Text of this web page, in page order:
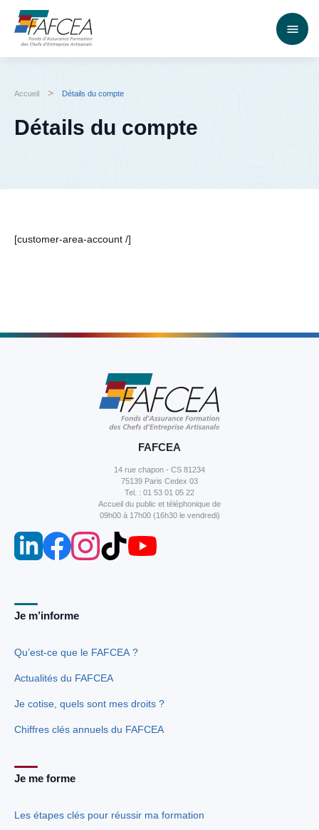
Accueil > Détails du compte
Détails du compte
[customer-area-account /]
FAFCEA
14 rue chapon - CS 81234
75139 Paris Cedex 03
Tel. : 01 53 01 05 22
Accueil du public et téléphonique de
09h00 à 17h00 (16h30 le vendredi)
Je m’informe
Qu’est-ce que le FAFCEA ?
Actualités du FAFCEA
Je cotise, quels sont mes droits ?
Chiffres clés annuels du FAFCEA
Je me forme
Les étapes clés pour réussir ma formation